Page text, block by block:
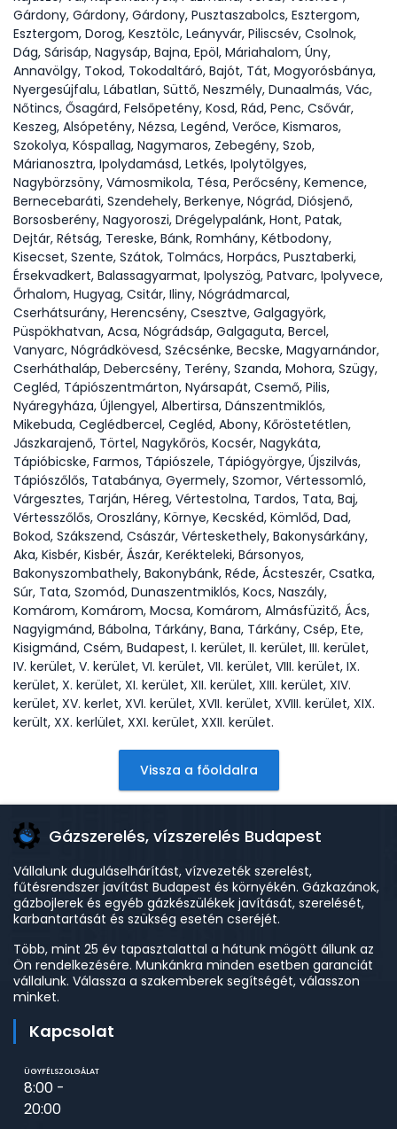
Gárdony, Gárdony, Gárdony, Pusztaszabolcs, Esztergom,
Esztergom, Dorog, Kesztölc, Leányvár, Piliscsév, Csolnok,
Dág, Sárisáp, Nagysáp, Bajna, Epöl, Máriahalom, Úny,
Annavölgy, Tokod, Tokodaltáró, Bajót, Tát, Mogyorósbánya,
Nyergesújfalu, Lábatlan, Süttő, Neszmély, Dunaalmás, Vác,
Nőtincs, Ősagárd, Felsőpetény, Kosd, Rád, Penc, Csővár,
Keszeg, Alsópetény, Nézsa, Legénd, Verőce, Kismaros,
Szokolya, Kóspallag, Nagymaros, Zebegény, Szob,
Márianosztra, Ipolydamásd, Letkés, Ipolytölgyes,
Nagybörzsöny, Vámosmikola, Tésa, Perőcsény, Kemence,
Bernecebaráti, Szendehely, Berkenye, Nógrád, Diósjenő,
Borsosberény, Nagyoroszi, Drégelypalánk, Hont, Patak,
Dejtár, Rétság, Tereske, Bánk, Romhány, Kétbodony,
Kisecset, Szente, Szátok, Tolmács, Horpács, Pusztaberki,
Érsekvadkert, Balassagyarmat, Ipolyszög, Patvarc, Ipolyvece,
Őrhalom, Hugyag, Csitár, Iliny, Nógrádmarcal,
Cserhátsurány, Herencsény, Csesztve, Galgagyörk,
Püspökhatvan, Acsa, Nógrádsáp, Galgaguta, Bercel,
Vanyarc, Nógrádkövesd, Szécsénke, Becske, Magyarnándor,
Cserháthaláp, Debercsény, Terény, Szanda, Mohora, Szügy,
Cegléd, Tápiószentmárton, Nyársapát, Csemő, Pilis,
Nyáregyháza, Újlengyel, Albertirsa, Dánszentmiklós,
Mikebuda, Ceglédbercel, Cegléd, Abony, Kőröstetétlen,
Jászkarajenő, Törtel, Nagykőrös, Kocsér, Nagykáta,
Tápióbicske, Farmos, Tápiószele, Tápiógyörgye, Újszilvás,
Tápiószőlős, Tatabánya, Gyermely, Szomor, Vértessomló,
Várgesztes, Tarján, Héreg, Vértestolna, Tardos, Tata, Baj,
Vértesszőlős, Oroszlány, Környe, Kecskéd, Kömlőd, Dad,
Bokod, Szákszend, Császár, Vérteskethely, Bakonysárkány,
Aka, Kisbér, Kisbér, Ászár, Kerékteleki, Bársonyos,
Bakonyszombathely, Bakonybánk, Réde, Ácsteszér, Csatka,
Súr, Tata, Szomód, Dunaszentmiklós, Kocs, Naszály,
Komárom, Komárom, Mocsa, Komárom, Almásfüzitő, Ács,
Nagyigmánd, Bábolna, Tárkány, Bana, Tárkány, Csép, Ete,
Kisigmánd, Csém, Budapest, I. kerület, II. kerület, III. kerület,
IV. kerület, V. kerület, VI. kerület, VII. kerület, VIII. kerület, IX.
kerület, X. kerület, XI. kerület, XII. kerület, XIII. kerület, XIV.
kerület, XV. kerlet, XVI. kerület, XVII. kerület, XVIII. kerület, XIX.
került, XX. kerlület, XXI. kerület, XXII. kerület.
Vissza a főoldalra
Gázszerelés, vízszerelés Budapest
Vállalunk duguláselhárítást, vízvezeték szerelést,
fűtésrendszer javítást Budapest és környékén. Gázkazánok,
gázbojlerek és egyéb gázkészülékek javítását, szerelését,
karbantartását és szükség esetén cseréjét.
Több, mint 25 év tapasztalattal a hátunk mögött állunk az
Ön rendelkezésére. Munkánkra minden esetben garanciát
vállalunk. Válassza a szakemberek segítségét, válasszon
minket.
Kapcsolat
ÜGYFÉLSZOLGÁLAT
8:00 -
20:00